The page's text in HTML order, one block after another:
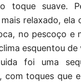
toque suave.
relaxado, ela
no pescoço e
esquentou de
foi uma
com toques que